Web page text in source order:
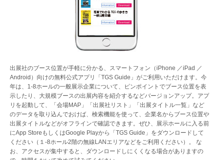
出展社のブース位置が手軽に分かる、スマートフォン（iPhone ／iPad ／
Android）向けの無料公式アプリ「TGS Guide」がご利用いただけます。今
年は、1-8ホールの一般展示企業について、ピンポイントでブース位置を表
示したり、大規模ブースの出展内容を紹介するなどバージョンアップ。アプ
リを起動して、「会場MAP」「出展社リスト」「出展タイトル一覧」など
のデータを取り込んでおけば、検索機能を使って、企業名からブース位置や
出展タイトルなどがオフラインで確認できます。ぜひ、展示ホールに入る前
にApp StoreもしくはGoogle Playから「TGS Guide」をダウンロードして
ください（１-8ホール2階の無線LANエリアなどをご利用ください）。 な
お、アクセスが集中すると、ダウンロードしにくくなる場合がありますの